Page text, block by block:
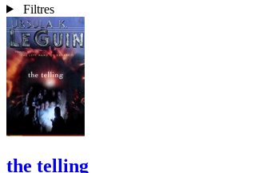
Filtres
the telling